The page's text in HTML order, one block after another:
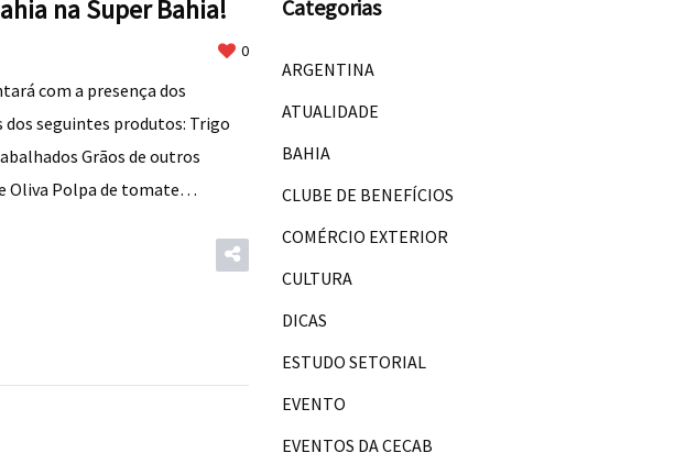
na Super Bahia!
0
com a presença dos
seguintes produtos: Trigo
Grãos de outros
Oliva Polpa de tomate…
Categorias
ARGENTINA
ATUALIDADE
BAHIA
CLUBE DE BENEFÍCIOS
COMÉRCIO EXTERIOR
CULTURA
DICAS
ESTUDO SETORIAL
EVENTO
EVENTOS DA CECAB